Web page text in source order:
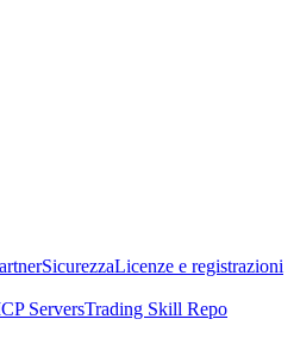
SicurezzaLicenze e registrazioni
ServersTrading Skill Repo